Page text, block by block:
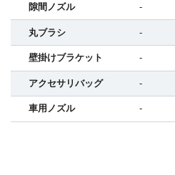
隙間ノズル -
丸ブラシ -
壁掛けブラケット -
アクセサリバッグ -
車用ノズル -